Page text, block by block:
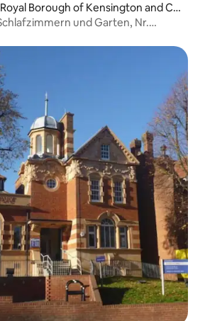
Borough of Kensington and Ch
und Garten, Nr.